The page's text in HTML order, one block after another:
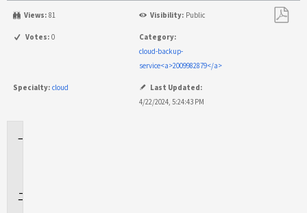
Views: 81 Visibility: Public
Votes: 0
Category:
cloud-backup-
service<a>2009982879</a>
Specialty: cloud
Last Updated:
4/22/2024, 5:24:43 PM